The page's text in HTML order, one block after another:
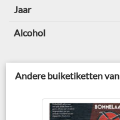
Jaar
Alcohol
Andere buiketiketten van